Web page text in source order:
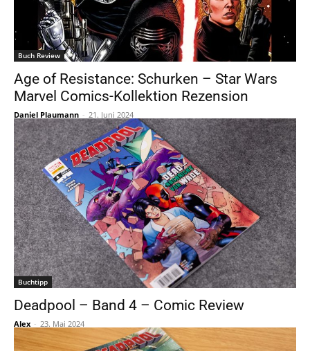
Buch Review
Age of Resistance: Schurken – Star Wars
Marvel Comics-Kollektion Rezension
Daniel Plaumann - 21. Juni 2024
Buchtipp
Deadpool – Band 4 – Comic Review
Alex - 23. Mai 2024